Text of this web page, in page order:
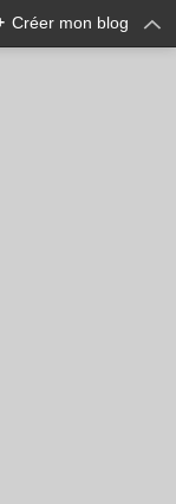
Créer mon blog